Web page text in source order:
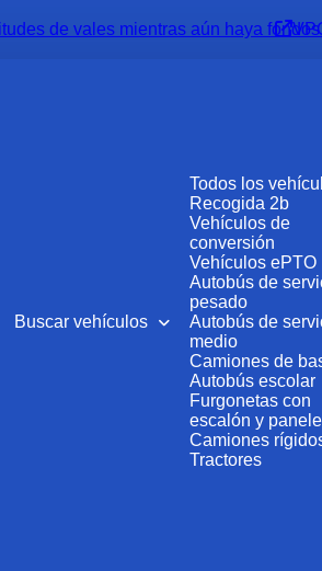
de vales mientras aún haya
Buscar vehículos
Todos los
Recogida 2b
Vehículos de
conversión
Vehículos ePTO
Autobús de
pesado
Autobús de
medio
Camiones de
Autobús escolar
Furgonetas con
escalón y
Camiones
Tractores